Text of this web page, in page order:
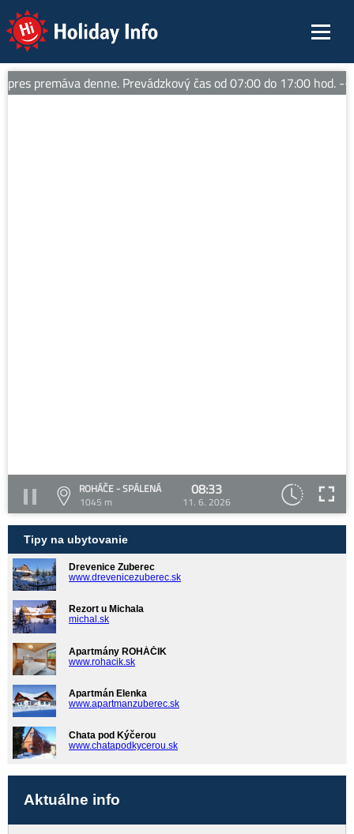
Holiday Info
premáva denne. Prevádzkový čas od 07:00 do 17:00 hod.
ROHÁČE - SPÁLENÁ
1045 m
08:33
11. 6. 2026
Tipy na ubytovanie
Drevenice Zuberec
www.drevenicezuberec.sk
Rezort u Michala
michal.sk
Apartmány ROHÁČIK
www.rohacik.sk
Apartmán Elenka
www.apartmanzuberec.sk
Chata pod Kýčerou
www.chatapodkycerou.sk
Aktuálne info